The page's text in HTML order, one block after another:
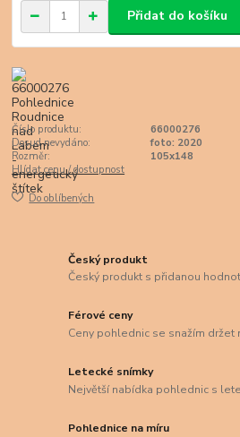
Přidat do košíku
Číslo produktu:
66000276
Dosud nevydáno:
foto: 2020
Rozměr:
105x148
Hlídat cenu / dostupnost
Do oblíbených
Český produkt
Český produkt s přidanou
Férové ceny
Ceny pohlednic se snažím držet
Letecké snímky
Největší nabídka pohlednic s
Pohlednice na míru